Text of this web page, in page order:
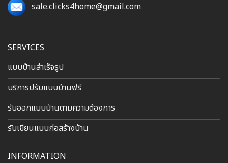
SERVICES
แบบบ้านสำเร็จรูป
บริการปรับแบบบ้านฟรี
รับออกแบบบ้านตามความต้องการ
รับเขียนแบบก่อสร้างบ้าน
INFORMATION
sale.clicks4home@gmail.com